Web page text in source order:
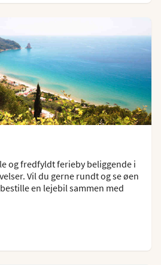
og fredfyldt ferieby beliggende i
Vil du gerne rundt og se øen
en lejebil sammen med